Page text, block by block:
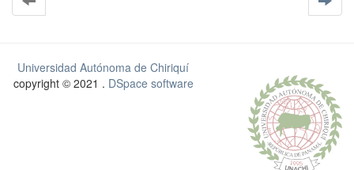
Universidad Autónoma de Chiriquí
copyright © 2021 . DSpace software